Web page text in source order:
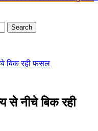
Search
बिक रही फसल
से नीचे बिक रही